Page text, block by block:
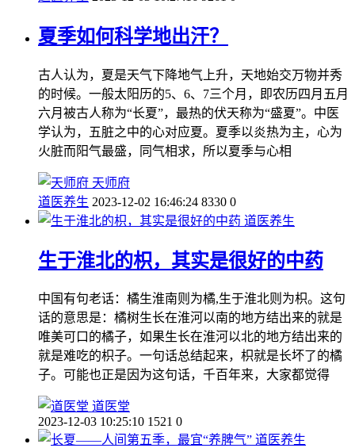
夏季如何科学地出汗？
古人认为，夏是天气下降地气上升，天地始交万物并秀
的时候。一般太阳历的5、6、7三个月，即农历四月五月
六月被古人称为“长夏”，最热的伏天称为“盛夏”。中医
学认为，五脏之中的心对应夏。夏季以炎热为主，心为
火脏而阳气最盛，同气相求，所以夏季与心相
天师府
道医养生 2023-12-02 16:46:24 8330 0
道医养生
生于淮北的枳，其实是很好的中药
中国有句老话：橘生淮南则为橘,生于淮北则为枳。这句
话的意思是：橘树生长在淮河以南的地方结出来的就是
唯美可口的橘子，如果生长在淮河以北的地方结出来的
就是难吃的枳子。一句话总结起来，枳就是长坏了的橘
子。可能也正是因为这句话，千百年来，大家都觉得
道医堂
2023-12-03 10:25:10 1521 0
道医养生